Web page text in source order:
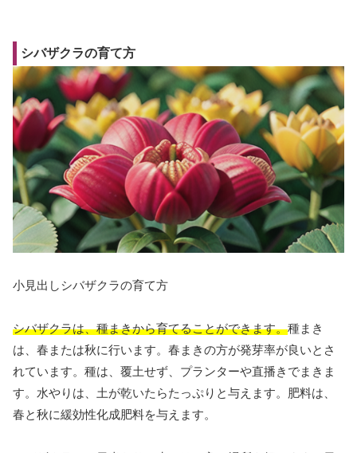
シバザクラの育て方
小見出しシバザクラの育て方
シバザクラは、種まきから育てることができます。種まき
は、春または秋に行います。春まきの方が発芽率が良いとさ
れています。種は、覆土せず、プランターや直播きでまきま
す。水やりは、土が乾いたらたっぷりと与えます。肥料は、
春と秋に緩効性化成肥料を与えます。